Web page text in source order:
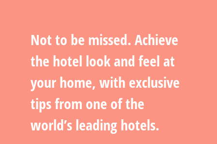
Not to be missed. Achieve
the hotel look and feel at
your home, with exclusive
tips from one of the
world’s leading hotels.